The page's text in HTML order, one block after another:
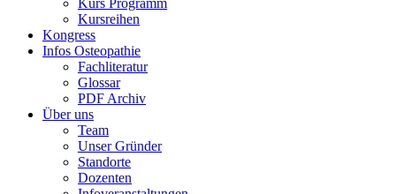
Kurs Programm
Kursreihen
Kongress
Infos Osteopathie
Fachliteratur
Glossar
PDF Archiv
Über uns
Team
Unser Gründer
Standorte
Dozenten